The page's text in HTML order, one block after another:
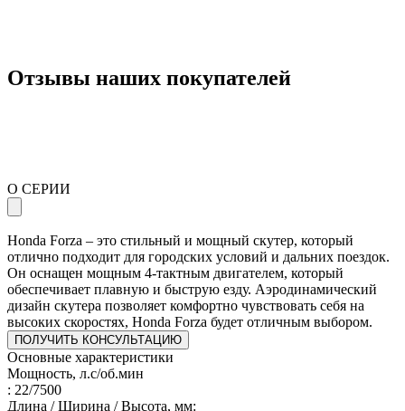
Отзывы наших покупателей
О СЕРИИ
Honda Forza – это стильный и мощный скутер, который
отлично подходит для городских условий и дальних поездок.
Он оснащен мощным 4-тактным двигателем, который
обеспечивает плавную и быструю езду. Аэродинамический
дизайн скутера позволяет комфортно чувствовать себя на
высоких скоростях, Honda Forza будет отличным выбором.
ПОЛУЧИТЬ КОНСУЛЬТАЦИЮ
Основные характеристики
Мощность, л.с/об.мин
: 22/7500
Длина / Ширина / Высота, мм: